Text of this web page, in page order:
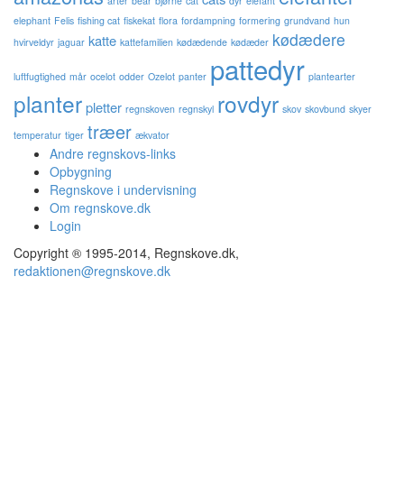
elephant Felis fishing cat fiskekat flora fordampning formering grundvand hun
hvirveldyr jaguar katte kattefamilien kødædende kødæder kødædere
luftfugtighed mår ocelot odder Ozelot panter pattedyr plantearter
planterpletter regnskoven regnskyl rovdyr skov skovbund skyer
temperatur tiger træer ækvator
Andre regnskovs-links
Opbygning
Regnskove i undervisning
Om regnskove.dk
Login
Copyright ® 1995-2014, Regnskove.dk,
redaktionen@regnskove.dk